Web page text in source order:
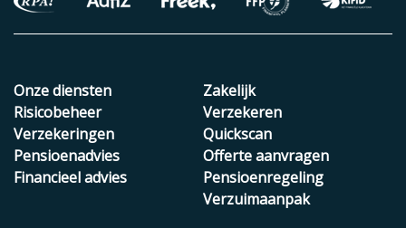
Onze diensten
Risicobeheer
Verzekeringen
Pensioenadvies
Financieel advies
Zakelijk
Verzekeren
Quickscan
Offerte aanvragen
Pensioenregeling
Verzuimaanpak